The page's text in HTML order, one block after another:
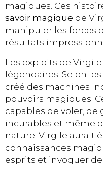
magiques. Ces
savoir magique de
manipuler les forces
résultats
Les exploits de
légendaires. Selon
créé des machines
pouvoirs magiques.
capables de voler,
incurables et même
nature. Virgile aurait
connaissances
esprits et invoquer